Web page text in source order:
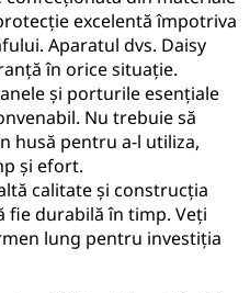
excelentă împotriva
Aparatul dvs. Daisy
în orice situație.
și porturile esențiale
Nu trebuie să
husă pentru a-l utiliza,
și efort.
calitate și construcția
fie durabilă în timp. Veți
lung pentru investiția